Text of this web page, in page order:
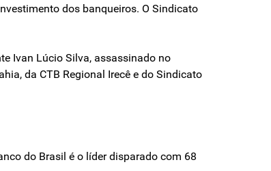
dos banqueiros. O Sindicato
Ivan Lúcio Silva, assassinado no
da CTB Regional Irecê e do Sindicato
do Brasil é o líder disparado com 68